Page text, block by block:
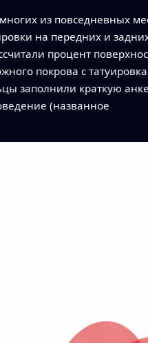
из повседневных
на передних и
процент
покрова с
заполнили краткую
(названное